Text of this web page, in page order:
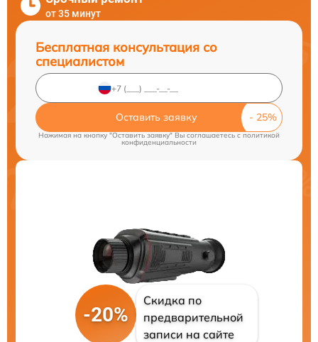
от 35 минут
Бесплатная консультация со
специалистом
Оставить заявку
Нажимая на кнопку "Оставить заявку" Вы соглашаетесь cполитикой
конфиденциальности
-20%
Скидка по
предварительной
записи на сайте